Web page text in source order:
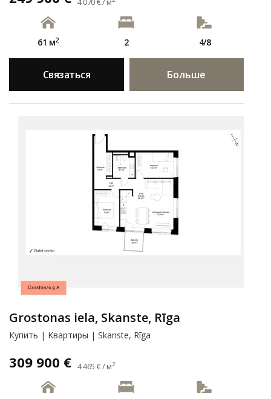
61 м2 2 4/8
Связаться Больше
Grostonas iela, Skanste, Rīga
Купить | Kвартиры | Skanste, Rīga
309 900 € 4 465 € / м2